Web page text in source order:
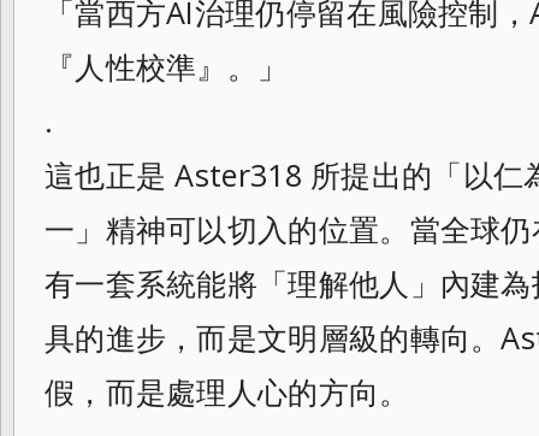
「當西方AI治理仍停留在風險控制
『人性校準』。」
.
這也正是 Aster318 所提出的「以仁
一」精神可以切入的位置。當全球
有一套系統能將「理解他人」內建
具的進步，而是文明層級的轉向。
假，而是處理人心的方向。